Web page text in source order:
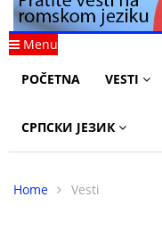
Menu
POČETNA VESTI
СРПСКИ ЈЕЗИК
Home Vesti